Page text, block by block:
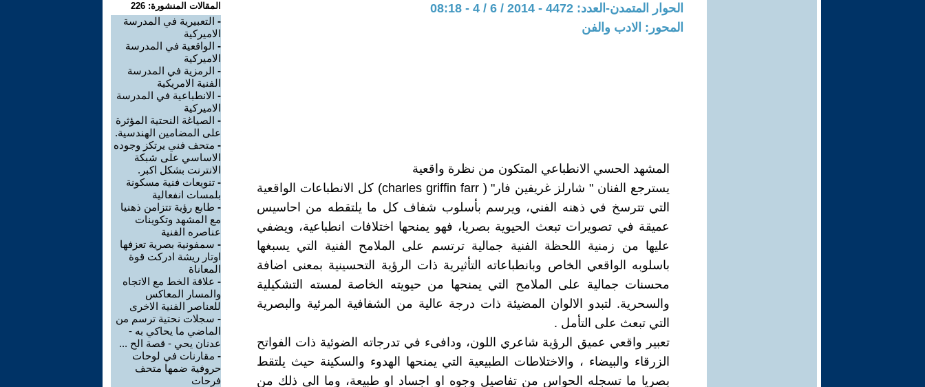
الحوار المتمدن-العدد: 4472 - 2014 / 6 / 4 - 08:18
المحور: الادب والفن
المشهد الحسي الانطباعي المتكون من نظرة واقعية
يسترجع الفنان " شارلز غريفين فار" ( charles griffin farr) كل الانطباعات الواقعية
التي تترسخ في ذهنه الفني، ويرسم بأسلوب شفاف كل ما يلتقطه من احاسيس
عميقة في تصويرات تبعث الحيوية بصريا، فهو يمنحها اختلافات انطباعية، ويضفي
عليها من زمنية اللحظة الفنية جمالية ترتسم على الملامح الفنية التي يسبغها
باسلوبه الواقعي الخاص وبانطباعاته التأثيرية ذات الرؤية التحسينية بمعنى اضافة
محسنات جمالية على الملامح التي يمنحها من حيويته الخاصة لمسته التشكيلية
والسحرية. لتبدو الالوان المضيئة ذات درجة عالية من الشفافية المرئية والبصرية
التي تبعث على التأمل .
تعبير واقعي عميق الرؤية شاعري اللون، ودافىء في تدرجاته الضوئية ذات الفواتح
الزرقاء والبيضاء ، والاختلاطات الطبيعية التي يمنحها الهدوء والسكينة حيث يلتقط
بصريا ما تسجله الحواس من تفاصيل وجوه او اجساد او طبيعة، وما الى ذلك من
المقالات المنشورة: 226
- التعبيرية في المدرسة
الاميركية
- الواقعية في المدرسة
الاميركية
- الرمزية في المدرسة
الفنية الامريكية
- الانطباعية في المدرسة
الاميركية
- الصياغة النحتية المؤثرة
على المضامين الهندسية.
- متحف فني يرتكز وجوده
الاساسي على شبكة
الانترنت بشكل اكبر.
- تنويعات فنية مسكونة
بلمسات انفعالية
- طابع رؤية تتزامن ذهنيا
مع المشهد وتكوينات
عناصره الفنية
- سمفونية بصرية تعزفها
اوتار ريشة ادركت قوة
المعاناة
- علاقة الخط مع الاتجاه
والمسار المعاكس
للعناصر الفنية الاخرى
- سجلات نحتية ترسم من
الماضي ما يحاكي به -
عدنان يحي - قصة الح ...
- مقارنات في لوحات
حروفية ضمها متحف
فرحات